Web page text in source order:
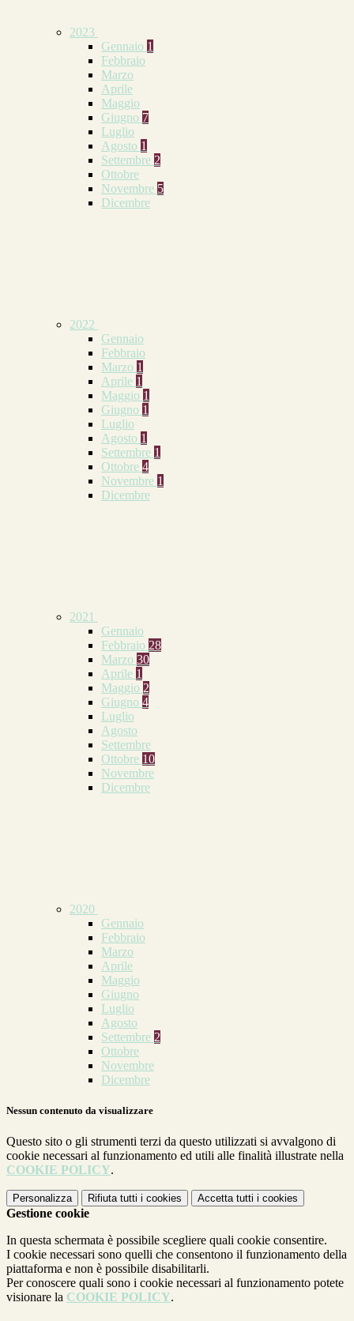
2023
Gennaio 1
Febbraio
Marzo
Aprile
Maggio
Giugno 7
Luglio
Agosto 1
Settembre 2
Ottobre
Novembre 5
Dicembre
2022
Gennaio
Febbraio
Marzo 1
Aprile 1
Maggio 1
Giugno 1
Luglio
Agosto 1
Settembre 1
Ottobre 4
Novembre 1
Dicembre
2021
Gennaio
Febbraio 28
Marzo 30
Aprile 1
Maggio 2
Giugno 4
Luglio
Agosto
Settembre
Ottobre 10
Novembre
Dicembre
2020
Gennaio
Febbraio
Marzo
Aprile
Maggio
Giugno
Luglio
Agosto
Settembre 2
Ottobre
Novembre
Dicembre
Nessun contenuto da visualizzare
Questo sito o gli strumenti terzi da questo utilizzati si avvalgono di
cookie necessari al funzionamento ed utili alle finalità illustrate nella
COOKIE POLICY.
Personalizza Rifiuta tutti i cookies Accetta tutti i cookies
Gestione cookie
In questa schermata è possibile scegliere quali cookie consentire.
I cookie necessari sono quelli che consentono il funzionamento della
piattaforma e non è possibile disabilitarli.
Per conoscere quali sono i cookie necessari al funzionamento potete
visionare la COOKIE POLICY.